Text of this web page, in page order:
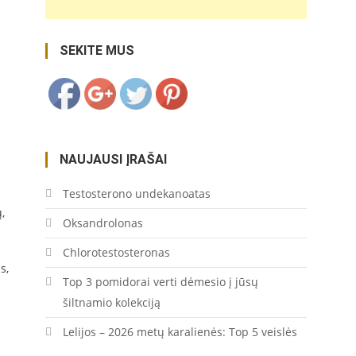
SEKITE MUS
daugiametis-
NAUJAUSI ĮRAŠAI
Testosterono undekanoatas
Oksandrolonas
Chlorotestosteronas
Top 3 pomidorai verti dėmesio į jūsų
šiltnamio kolekciją
Lelijos – 2026 metų karalienės: Top 5 veislės